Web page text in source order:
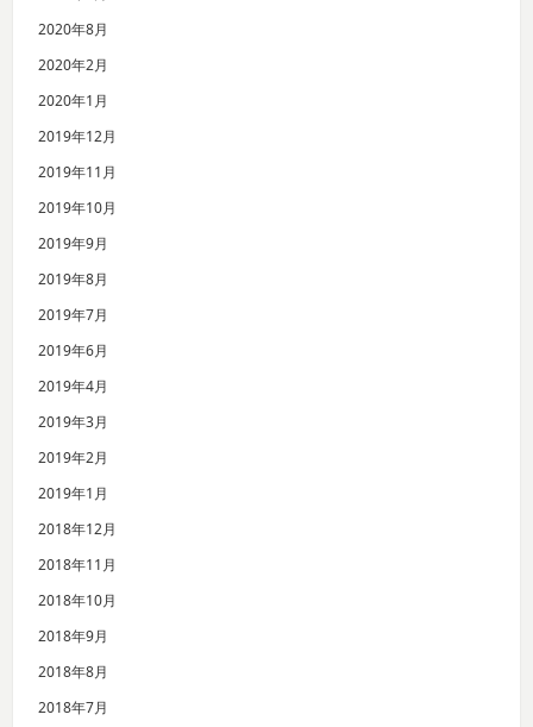
2020年8月
2020年2月
2020年1月
2019年12月
2019年11月
2019年10月
2019年9月
2019年8月
2019年7月
2019年6月
2019年4月
2019年3月
2019年2月
2019年1月
2018年12月
2018年11月
2018年10月
2018年9月
2018年8月
2018年7月